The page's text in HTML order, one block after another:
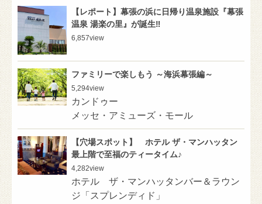
【レポート】幕張の浜に日帰り温泉施設『幕張
温泉 湯楽の里』が誕生‼️
6,857view
ファミリーで楽しもう ～海浜幕張編～
5,294view
カンドゥー
メッセ・アミューズ・モール
【穴場スポット】 ホテル ザ・マンハッタン
最上階で至福のティータイム♪
4,282view
ホテル ザ・マンハッタンバー＆ラウン
ジ「スプレンディド」